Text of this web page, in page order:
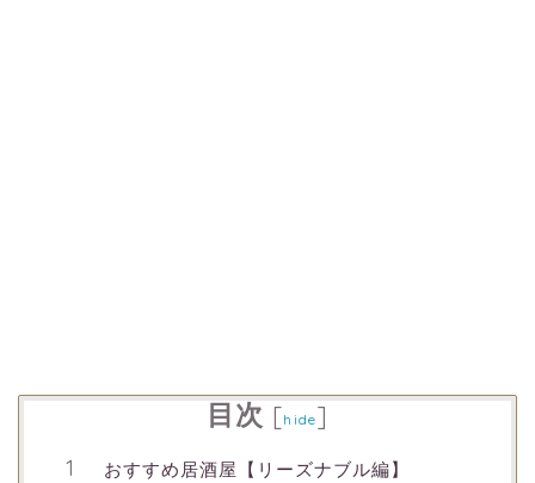
目次 [hide]
おすすめ居酒屋【リーズナブル編】